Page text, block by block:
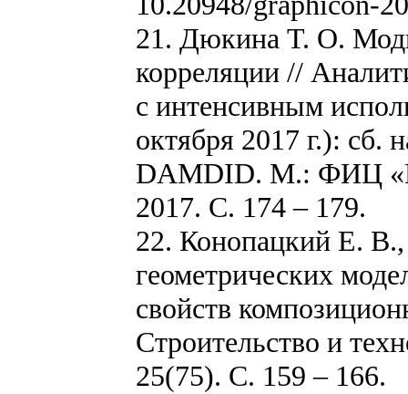
21. Дюкина Т. О.
корреляции //
с интенсивным
октября 2017 г.):
DAMDID. М.: ФИЦ
2017. С. 174 – 179.
22. Конопацкий Е.
геометрических
свойств
Строительство и
25(75). С. 159 – 166.